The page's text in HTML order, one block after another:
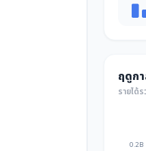
ฤดูก
รายได้
0.2B